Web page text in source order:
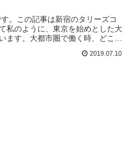
。この記事は新宿のタリーズコ
私のように、東京を始めとした大
ます。大都市圏で働く時、どこに
2019.07.10